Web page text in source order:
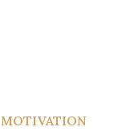
MOTIVATION